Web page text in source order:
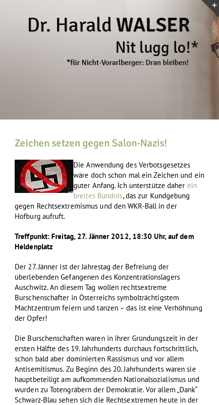
Zeichen setzen gegen Salon-Nazis!
Die Anwendung des Verbotsgesetzes
wäre doch schon mal ein Zeichen und ein
guter Anfang. Ich unterstütze daher ein
breites Bündnis, das zur Kundgebung
gegen Rechtsextremismus und den WKR-Ball in der
Hofburg aufruft.
Treffpunkt: Freitag, 27. Jänner 2012, 18:30 Uhr, auf dem
Heldenplatz
Der 27. Jänner ist der Jahrestag der Befreiung der
überlebenden Gefangenen des Konzentrationslagers
Auschwitz. An diesem Tag wollen rechtsextreme
Burschenschafter in Österreichs symbolträchtigstem
Machtzentrum feiern und tanzen – das ist eine Verhöhnung
der Opfer!
Die Burschenschaften waren in ihrer Gründungszeit in der
ersten Hälfte des 19. Jahrhunderts durchaus fortschrittlich,
schon bald aber dominierten Rassismus und vor allem
Antisemitismus. Zu Beginn des 20. Jahrhunderts waren sie
hauptbeteiligt am aufkommenden Nationalsozialismus und
wurden zu Totengräbern der Demokratie. Vor allem „Dank“
Schwarz-Blau sehen sich die Rechtsextremen heute in der